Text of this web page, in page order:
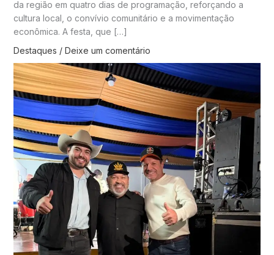
da região em quatro dias de programação, reforçando a
cultura local, o convívio comunitário e a movimentação
econômica. A festa, que […]
Destaques / Deixe um comentário